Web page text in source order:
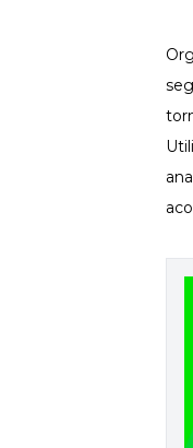
Todos os
Explore o
Para
Gestão de
Recursos
Fortaleça a
Desenvolva a
Materiais
Materiais